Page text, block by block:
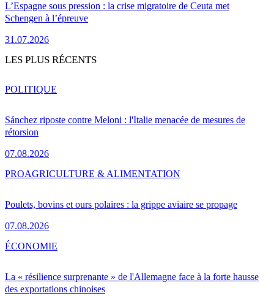
L’Espagne sous pression : la crise migratoire de Ceuta met
Schengen à l’épreuve
31.07.2026
LES PLUS RÉCENTS
Sánchez riposte contre Meloni : l'Italie menacée de mesures de
rétorsion
07.08.2026
POLITIQUE
Poulets, bovins et ours polaires : la grippe aviaire se propage
07.08.2026
PROAGRICULTURE & ALIMENTATION
La « résilience surprenante » de l'Allemagne face à la forte hausse
des exportations chinoises
ÉCONOMIE